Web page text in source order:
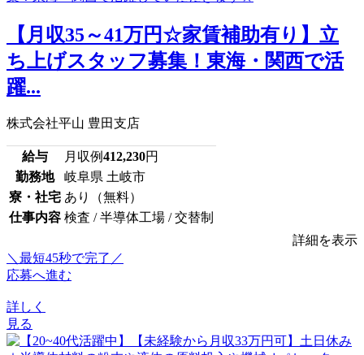
【月収35～41万円☆家賃補助有り】立
ち上げスタッフ募集！東海・関西で活
躍...
株式会社平山 豊田支店
給与 月収例412,230円
勤務地
岐阜県 土岐市
寮・社宅 あり（無料）
仕事内容 検査 / 半導体工場 / 交替制
詳細を表示
＼最短45秒で完了／
応募へ進む
詳しく
見る